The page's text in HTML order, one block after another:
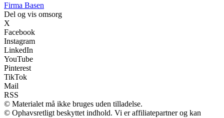
Firma Basen
Del og vis omsorg
X
Facebook
Instagram
LinkedIn
YouTube
Pinterest
TikTok
Mail
RSS
© Materialet må ikke bruges uden tilladelse.
© Ophavsretligt beskyttet indhold. Vi er affiliatepartner og kan